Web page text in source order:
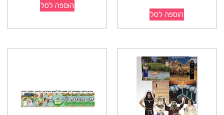
הוספה לסל
הוספה לסל